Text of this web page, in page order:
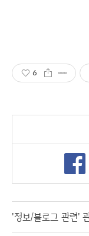
6
'정보/블로그 관련'